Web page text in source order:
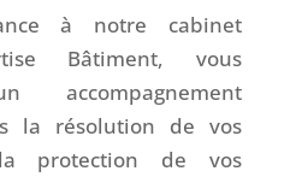
à notre cabinet
Bâtiment, vous
accompagnement
la résolution de vos
la protection de vos